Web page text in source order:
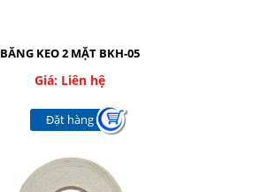
BĂNG KEO 2 MẶT BKH-05
Giá: Liên hệ
Đặt hàng